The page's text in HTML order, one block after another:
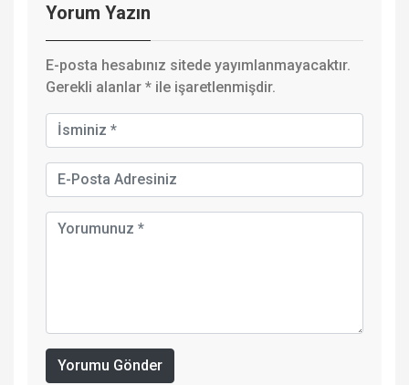
Yorum Yazın
E-posta hesabınız sitede yayımlanmayacaktır.
Gerekli alanlar * ile işaretlenmişdir.
Yorumu Gönder